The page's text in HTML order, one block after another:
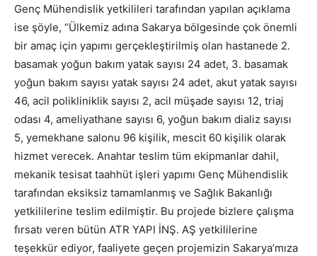
Genç Mühendislik yetkilileri tarafından yapılan açıklama
ise şöyle, “Ülkemiz adına Sakarya bölgesinde çok önemli
bir amaç için yapımı gerçekleştirilmiş olan hastanede 2.
basamak yoğun bakım yatak sayısı 24 adet, 3. basamak
yoğun bakım sayısı yatak sayısı 24 adet, akut yatak sayısı
46, acil polikliniklik sayısı 2, acil müşade sayısı 12, triaj
odası 4, ameliyathane sayısı 6, yoğun bakım dializ sayısı
5, yemekhane salonu 96 kişilik, mescit 60 kişilik olarak
hizmet verecek. Anahtar teslim tüm ekipmanlar dahil,
mekanik tesisat taahhüt işleri yapımı Genç Mühendislik
tarafından eksiksiz tamamlanmış ve Sağlık Bakanlığı
yetkililerine teslim edilmiştir. Bu projede bizlere çalışma
fırsatı veren bütün ATR YAPI İNŞ. AŞ yetkililerine
teşekkür ediyor, faaliyete geçen projemizin Sakarya’mıza